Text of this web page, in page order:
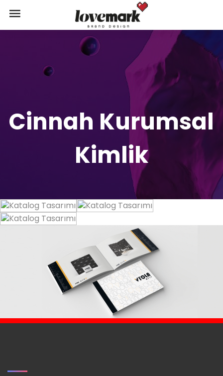
Cinnah Kurumsal
Kimlik